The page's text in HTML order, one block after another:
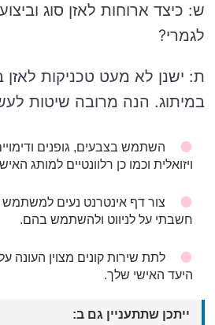
ש: כיצד ארוחות לאזן סוג
לגמרי?
ת: ישנן לא מעט טכניקות לאזן
במיתוג. הנה מרובה שיטות
השתמש בצבעים, גופנים
ויזואלית וכמו כן רלוונטיים למותג
צור דף אינטרנט נעים למשתמש
חשבתי על לניווט ולהשתמש בהם.
לתת שירות קונים מצוין העונה
היעד האישי שלך.
ייתכן שתתעניין גם ב: